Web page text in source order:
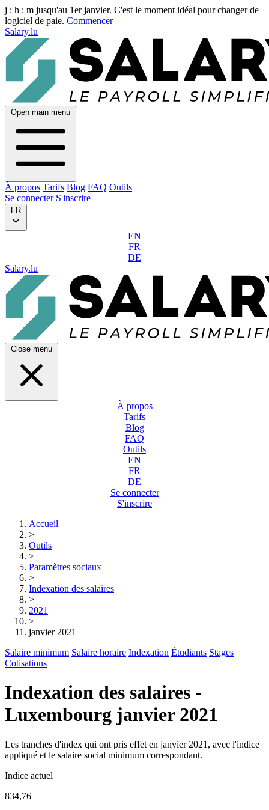
j : h : m jusqu'au 1er janvier. C'est le moment idéal pour changer de
logiciel de paie. Commencer
Salary.lu
Open main menu
À propos Tarifs Blog FAQ Outils
Se connecter S'inscrire
FR
EN
FR
DE
Salary.lu
Close menu
À propos
Tarifs
Blog
FAQ
Outils
EN
FR
DE
Se connecter
S'inscrire
Accueil
>
Outils
>
Paramètres sociaux
>
Indexation des salaires
>
2021
>
janvier 2021
Salaire minimum Salaire horaire Indexation Étudiants Stages
Cotisations
Indexation des salaires -
Luxembourg janvier 2021
Les tranches d'index qui ont pris effet en janvier 2021, avec l'indice
appliqué et le salaire social minimum correspondant.
Indice actuel
834,76